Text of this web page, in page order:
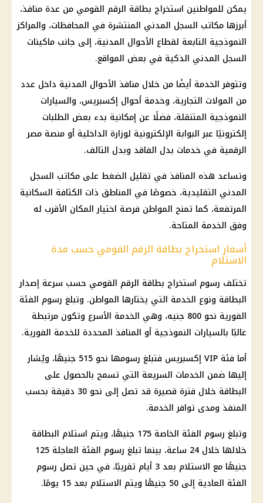
يمكن للمواطنين استخراج بطاقة الرقم القومي من عدة منافذ،
أبرزها مكاتب السجل المدني المنتشرة في المحافظات، والمراكز
النموذجية التابعة لقطاع الأحوال المدنية، إلى جانب ماكينات
السجل المدني الذكية في بعض المواقع.
وتتوفر الخدمة أيضًا من خلال منافذ الأحوال المدنية داخل عدد
من المولات التجارية، وخدمة أحوال إكسبريس، والسيارات
النموذجية المتنقلة، فضلًا عن إمكانية بدء بعض الطلبات
إلكترونيًا عبر البوابة الإلكترونية لوزارة الداخلية أو منصة مصر
الرقمية في خدمات بدل الفاقد وبدل التالف.
وتساعد هذه المنافذ في تقليل الضغط على مكاتب السجل
المدني التقليدية، خصوصًا في المناطق ذات الكثافة السكانية
المرتفعة، كما تمنح المواطن فرصة اختيار المكان الأقرب له
وفق الخدمة المتاحة.
أسعار استخراج بطاقة الرقم القومي حسب مدة
الاستلام
تختلف رسوم استخراج بطاقة الرقم القومي حسب سرعة إصدار
البطاقة ونوع الخدمة التي يختارها المواطن. وتبلغ رسوم الفئة
الفورية نحو 800 جنيه، وهي الخدمة الأسرع وتكون مرتبطة
غالبًا بالسيارات النموذجية أو المنافذ المحددة للخدمة الفورية.
أما فئة VIP إكسبريس فتبلغ رسومها نحو 515 جنيهًا، ويُشار
إليها ضمن الخدمات السريعة التي تسمح بالحصول على
البطاقة خلال فترة قصيرة قد تصل إلى نحو 30 دقيقة بحسب
المنفذ ومدى توافر الخدمة.
وتبلغ رسوم الفئة الخاصة 175 جنيهًا، ويتم استلام البطاقة
خلالها خلال 24 ساعة، بينما تبلغ رسوم الفئة العاجلة 125
جنيهًا مع الاستلام بعد 3 أيام تقريبًا، في حين تصل رسوم
الفئة العادية إلى 50 جنيهًا ويتم الاستلام بعد 15 يومًا.